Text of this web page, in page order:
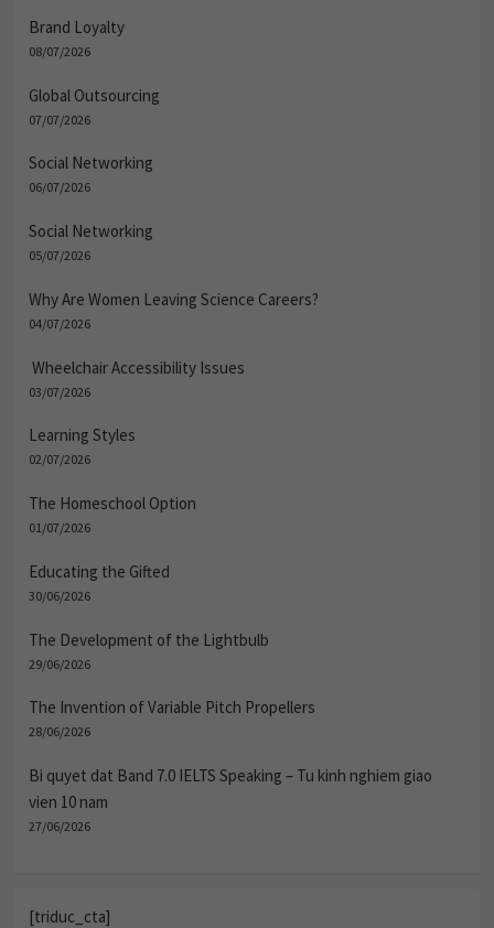
Brand Loyalty
08/07/2026
Global Outsourcing
07/07/2026
Social Networking
06/07/2026
Social Networking
05/07/2026
Why Are Women Leaving Science Careers?
04/07/2026
Wheelchair Accessibility Issues
03/07/2026
Learning Styles
02/07/2026
The Homeschool Option
01/07/2026
Educating the Gifted
30/06/2026
The Development of the Lightbulb
29/06/2026
The Invention of Variable Pitch Propellers
28/06/2026
Bi quyet dat Band 7.0 IELTS Speaking – Tu kinh nghiem giao
vien 10 nam
27/06/2026
[triduc_cta]